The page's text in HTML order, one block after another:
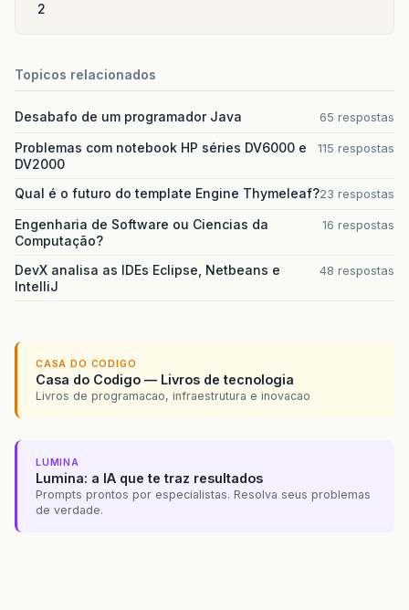
2
Topicos relacionados
Desabafo de um programador Java 65 respostas
Problemas com notebook HP séries DV6000 e
DV2000
115 respostas
Qual é o futuro do template Engine Thymeleaf?23 respostas
Engenharia de Software ou Ciencias da
Computação?
16 respostas
DevX analisa as IDEs Eclipse, Netbeans e
IntelliJ
48 respostas
CASA DO CODIGO
Casa do Codigo — Livros de tecnologia
Livros de programacao, infraestrutura e inovacao
LUMINA
Lumina: a IA que te traz resultados
Prompts prontos por especialistas. Resolva seus problemas
de verdade.